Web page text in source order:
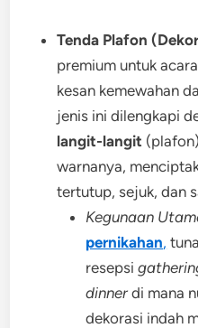
Tenda Plafon
premium untuk
kesan kemewahan
jenis ini dilengkapi
langit-langit
warnanya,
tertutup, sejuk, dan
Kegunaan
pernikahan,
resepsi
dinner di mana
dekorasi indah